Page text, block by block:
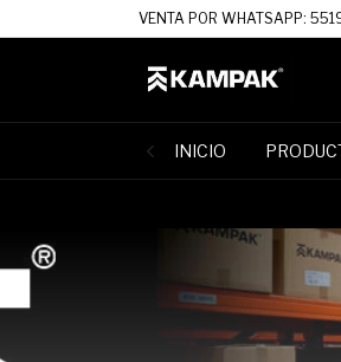
VENTA POR WHATSAPP:
INICIO